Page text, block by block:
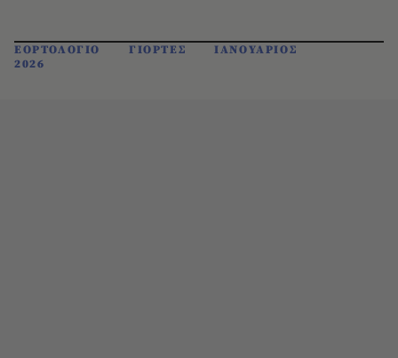
ΕΟΡΤΟΛΟΓΙΟ ΓΙΟΡΤΕΣ
ΙΑΝΟΥΑΡΙΟΣ
2026